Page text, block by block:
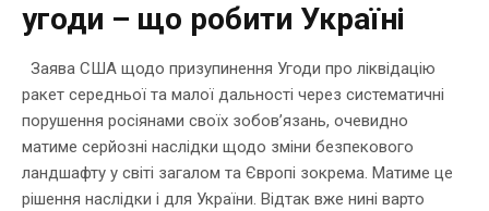
угоди – що робити Україні
Заява США щодо призупинення Угоди про ліквідацію
ракет середньої та малої дальності через систематичні
порушення росіянами своїх зобов’язань, очевидно
матиме серйозні наслідки щодо зміни безпекового
ландшафту у світі загалом та Європі зокрема. Матиме це
рішення наслідки і для України. Відтак вже нині варто